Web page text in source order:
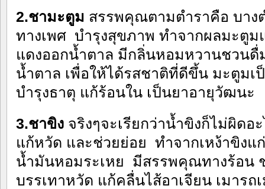
2.ชามะตูม สรรพคุณตามตำราคือ บาง
ทางเพศ บำรุงสุขภาพ ทำจากผลมะตูม
แดงออกน้ำตาล มีกลิ่นหอมหวานชวนดื่
น้ำตาล เพื่อให้ได้รสชาติที่ดีขึ้น มะตูม
บำรุงธาตุ แก้ร้อนใน เป็นยาอายุวัฒนะ
3.ชาขิง จริงๆจะเรียกว่าน้ำขิงก็ไม่ผิดอ
แก้หวัด และช่วยย่อย ทำจากเหง้าขิงแ
น้ำมันหอมระเหย มีสรรพคุณทางร้อน
บรรเทาหวัด แก้คลื่นไส้อาเจียน เมารถ